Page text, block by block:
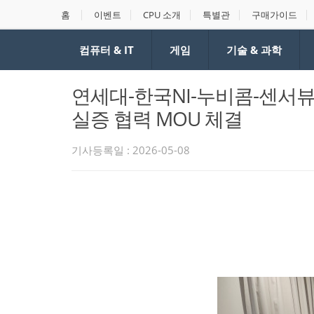
홈 이벤트 CPU 소개 특별관 구매가이드
컴퓨터 & IT 게임 기술 & 과학
연세대-한국NI-누비콤-센서
실증 협력 MOU 체결
기사등록일 : 2026-05-08